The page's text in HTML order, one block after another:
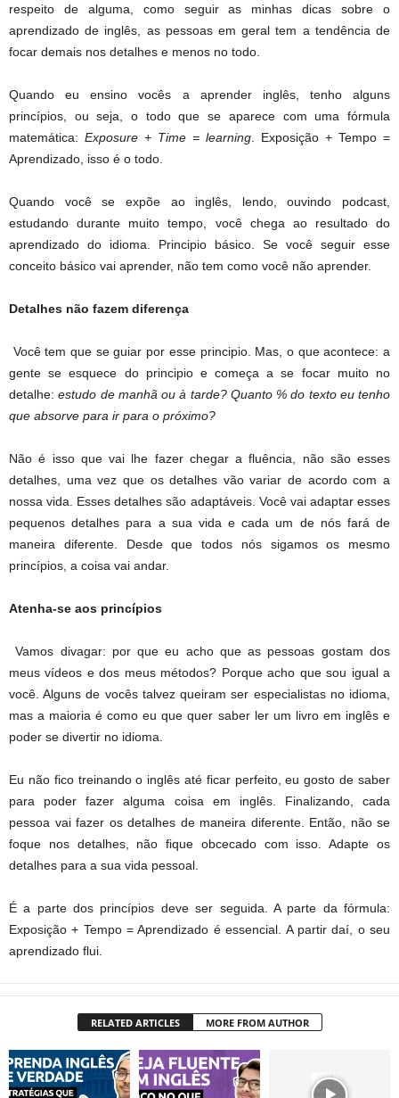
respeito de alguma, como seguir as minhas dicas sobre o
aprendizado de inglês, as pessoas em geral tem a tendência de
focar demais nos detalhes e menos no todo.
Quando eu ensino vocês a aprender inglês, tenho alguns
princípios, ou seja, o todo que se aparece com uma fórmula
matemática: Exposure + Time = learning . Exposição + Tempo =
Aprendizado, isso é o todo.
Quando você se expõe ao inglês, lendo, ouvindo podcast,
estudando durante muito tempo, você chega ao resultado do
aprendizado do idioma. Principio básico. Se você seguir esse
conceito básico vai aprender, não tem como você não aprender.
Detalhes não fazem diferença
Você tem que se guiar por esse principio. Mas, o que acontece: a
gente se esquece do principio e começa a se focar muito no
detalhe:estudo de manhã ou à tarde? Quanto % do texto eu tenho
que absorve para ir para o próximo?
Não é isso que vai lhe fazer chegar a fluência, não são esses
detalhes, uma vez que os detalhes vão variar de acordo com a
nossa vida. Esses detalhes são adaptáveis. Você vai adaptar esses
pequenos detalhes para a sua vida e cada um de nós fará de
maneira diferente. Desde que todos nós sigamos os mesmo
princípios, a coisa vai andar.
Atenha-se aos princípios
Vamos divagar: por que eu acho que as pessoas gostam dos
meus vídeos e dos meus métodos? Porque acho que sou igual a
você. Alguns de vocês talvez queiram ser especialistas no idioma,
mas a maioria é como eu que quer saber ler um livro em inglês e
poder se divertir no idioma.
Eu não fico treinando o inglês até ficar perfeito, eu gosto de saber
para poder fazer alguma coisa em inglês. Finalizando, cada
pessoa vai fazer os detalhes de maneira diferente. Então, não se
foque nos detalhes, não fique obcecado com isso. Adapte os
detalhes para a sua vida pessoal.
É a parte dos princípios deve ser seguida. A parte da fórmula:
Exposição + Tempo = Aprendizado é essencial. A partir daí, o seu
aprendizado flui.
RELATED ARTICLES MORE FROM AUTHOR